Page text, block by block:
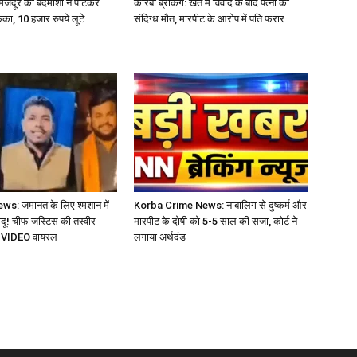
को बदमाशों ने पीटकर
10 हजार रुपये लूटे
कोरबा ब्रेकिंग: खेत में विवाद के बाद पत्नी की
संदिग्ध मौत, मारपीट के आरोप में पति फरार
जमानत के लिए श्मशान में
चीफ जस्टिस की तस्वीर
वायरल
Korba Crime News: नाबालिग से दुष्कर्म और
मारपीट के दोषी को 5-5 साल की सजा, कोर्ट ने
लगाया अर्थदंड